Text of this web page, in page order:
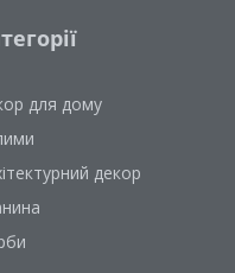
для дому
декор